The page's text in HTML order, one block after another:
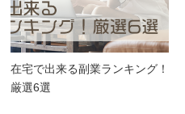
在宅で出来る副業ランキング！
厳選6選